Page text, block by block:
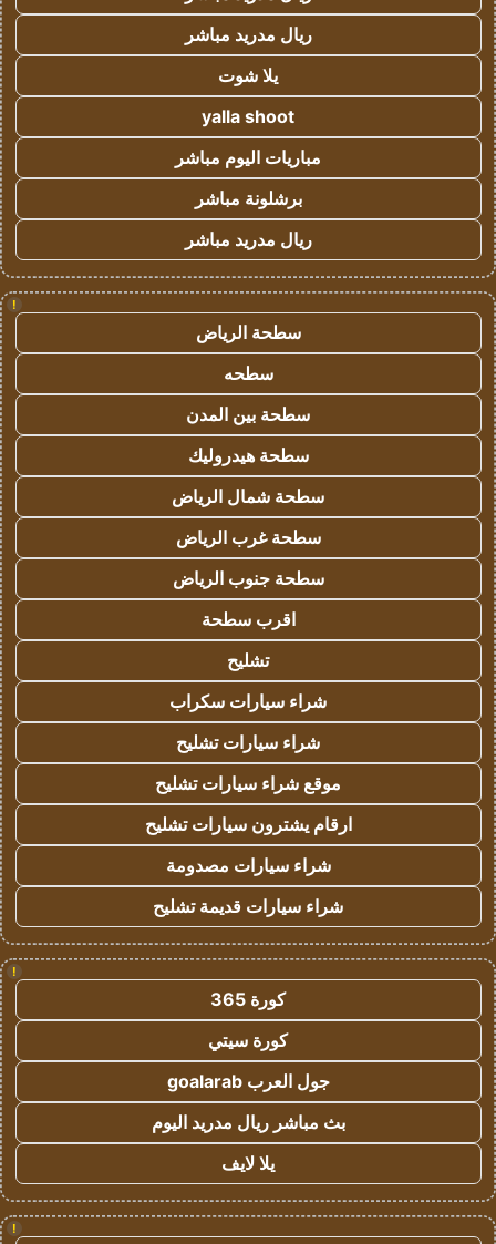
ريال مدريد مباشر
يلا شوت
yalla shoot
مباريات اليوم مباشر
برشلونة مباشر
ريال مدريد مباشر
!
سطحة الرياض
سطحه
سطحة بين المدن
سطحة هيدروليك
سطحة شمال الرياض
سطحة غرب الرياض
سطحة جنوب الرياض
اقرب سطحة
تشليح
شراء سيارات سكراب
شراء سيارات تشليح
موقع شراء سيارات تشليح
ارقام يشترون سيارات تشليح
شراء سيارات مصدومة
شراء سيارات قديمة تشليح
!
كورة 365
كورة سيتي
جول العرب goalarab
بث مباشر ريال مدريد اليوم
يلا لايف
!